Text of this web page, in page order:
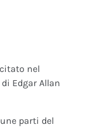
nel
di Edgar Allan
parti del